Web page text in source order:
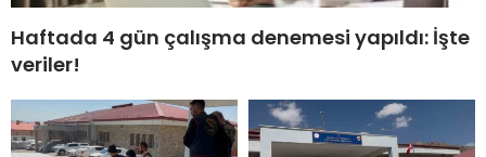
Haftada 4 gün çalışma denemesi yapıldı: İşte
veriler!